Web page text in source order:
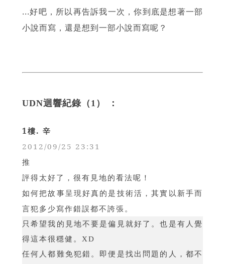
...好吧，所以再告訴我一次，你到底是想著一部
小說而寫，還是想到一部小說而寫呢？
UDN迴響紀錄（ 1 ） ：
1樓. 辛
2012/09/25 23:31
推
評得太好了，很有見地的看法呢！
如何把故事呈現好真的是技術活，其實以新手而
言犯多少寫作錯誤都不誇張。
只希望我的見地不要是偏見就好了。也是有人覺
得這本很穩健。 XD
任何人都難免犯錯。即便是找出問題的人，都不